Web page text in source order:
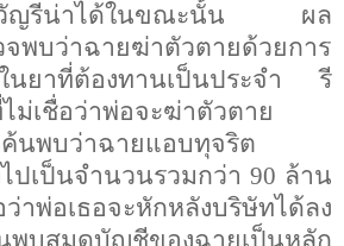
วัญรีน่าได้ในขณะนั้น ผล
พบว่าฉายฆ่าตัวตายด้วยการ
นยาที่ต้องทานเป็นประจำ
รี
ม่เชื่อว่าพ่อจะฆ่าตัวตาย
นพบว่าฉายแอบทุจริต
ปเป็นจำนวนรวมกว่า 90 ล้าน
าพ่อเธอจะหักหลังบริษัทได้ลง